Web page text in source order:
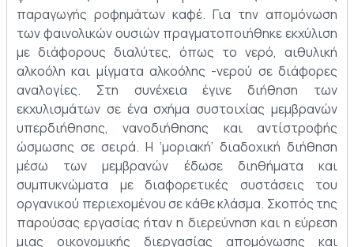
παραγωγής ροφημάτων καφέ. Για την απομόνωση
των φαινολικών ουσιών πραγματοποιήθηκε εκχύλιση
με διάφορους διαλύτες, όπως το νερό, αιθυλική
αλκοόλη και μίγματα αλκοόλης -νερού σε διάφορες
αναλογίες. Στη συνέχεια έγινε διήθηση των
εκχυλισμάτων σε ένα σχήμα συστοιχίας μεμβρανών
υπερδιήθησης, νανοδιήθησης και αντίστροφής
ώσμωσης σε σειρά. Η ‘μοριακή’ διαδοχική διήθηση
μέσω των μεμβρανών έδωσε διηθήματα και
συμπυκνώματα με διαφορετικές συστάσεις του
οργανικού περιεχομένου σε κάθε κλάσμα. Σκοπός της
παρούσας εργασίας ήταν η διερεύνηση και η εύρεση
μιας οικονομικής διεργασίας απομόνωσης και